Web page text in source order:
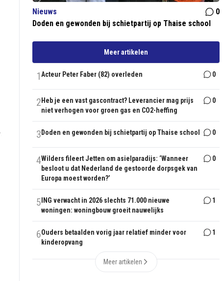
Nieuws
0
Doden en gewonden bij schietpartij op Thaise school
Meer artikelen
1Acteur Peter Faber (82) overleden 0
2 Heb je een vast gascontract? Leverancier mag prijs
niet verhogen voor groen gas en CO2-heffing
0
3 Doden en gewonden bij schietpartij op Thaise school 0
4Wilders fileert Jetten om asielparadijs: ‘Wanneer
besloot u dat Nederland de gestoorde dorpsgek van
Europa moest worden?’
0
5 ING verwacht in 2026 slechts 71.000 nieuwe
woningen: woningbouw groeit nauwelijks
1
6Ouders betaalden vorig jaar relatief minder voor
kinderopvang
1
Meer artikelen